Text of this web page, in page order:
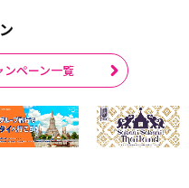
ンペーン一覧